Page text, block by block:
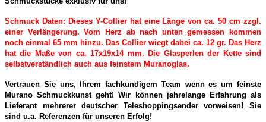
Schmuck Daten: Dieses Y-Collier hat eine Länge von ca. 50 cm zzgl.
einer Verlängerung. Vom Herz ab nach unten gemessen kommen
noch einmal 65 mm hinzu. Das Collier wiegt dabei ca. 12 gr. Das Herz
hat die Maße von ca. 17x19x14 mm. Die Glasperlen der Kette sind
selbstverständlich auch aus feinstem Muranoglas.
Vertrauen Sie uns, Ihrem fachkundigem Team wenn es um feinste
Murano Schmuckkunst geht! Wir können jahrelange Erfahrung als
Lieferant mehrerer deutscher Teleshoppingsender vorweisen! Sie
sind u.a. Referenzen für unseren Erfolg!